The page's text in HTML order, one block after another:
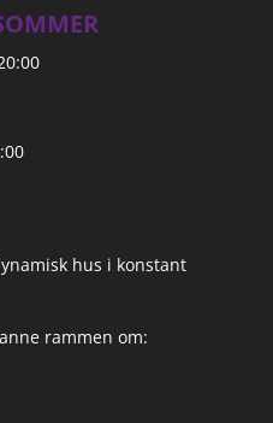
hus i konstant
rammen om: